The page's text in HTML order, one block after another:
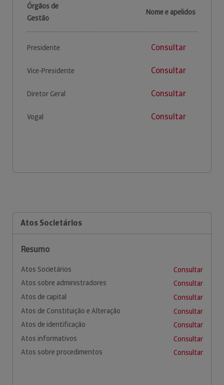
Órgãos de
Gestão
Nome e apelidos
Presidente Consultar
Vice-Presidente Consultar
Diretor Geral Consultar
Vogal Consultar
Atos Societários
Resumo
Atos Societários
Consultar
Atos sobre administradores
Consultar
Atos de capital
Consultar
Atos de Constituição e Alteração
Consultar
Atos de identificação
Consultar
Atos informativos
Consultar
Atos sobre procedimentos
Consultar